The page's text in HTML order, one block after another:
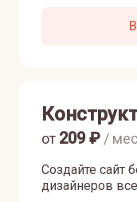
Создайте сайт
дизайнеров
от 209₽ /